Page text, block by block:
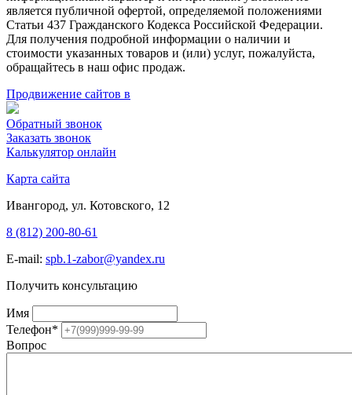
является публичной офертой, определяемой положениями
Статьи 437 Гражданского Кодекса Российской Федерации.
Для получения подробной информации о наличии и
стоимости указанных товаров и (или) услуг, пожалуйста,
обращайтесь в наш офис продаж.
Продвижение сайтов в
Обратный звонок
Заказать звонок
Калькулятор онлайн
Карта сайта
Ивангород, ул. Котовского, 12
8 (812) 200-80-61
E-mail: spb.1-zabor@yandex.ru
Получить консультацию
Имя
Телефон*
Вопрос